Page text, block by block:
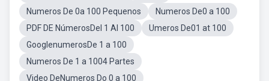
Numeros De 0a 100 Pequenos
Numeros De0 a 100
PDF DE NúmerosDel 1 Al 100
Umeros De01 at 100
GooglenumerosDe 1 a 100
Numeros De 1 a 1004 Partes
Video DeNumeros Do 0 a 100